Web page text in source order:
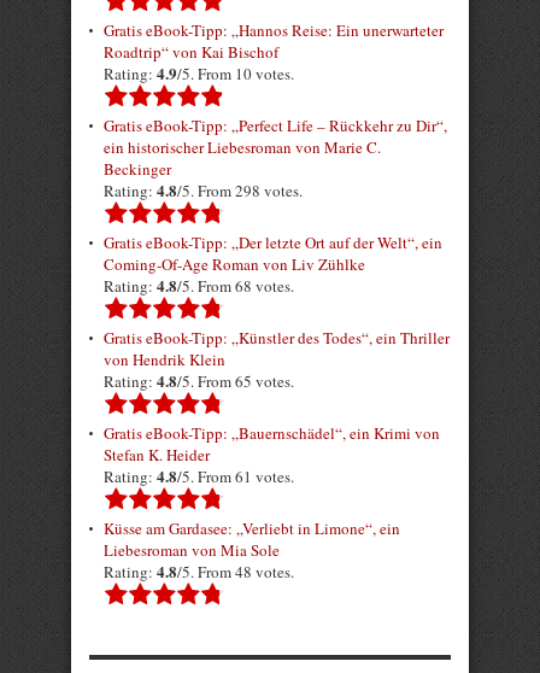
Gratis eBook-Tipp: „Hannos Reise: Ein unerwarteter
Roadtrip“ von Kai Bischof
Rating: 4.9/5. From 10 votes.
Gratis eBook-Tipp: „Perfect Life – Rückkehr zu Dir“,
ein historischer Liebesroman von Marie C.
Beckinger
Rating: 4.8/5. From 298 votes.
Gratis eBook-Tipp: „Der letzte Ort auf der Welt“, ein
Coming-Of-Age Roman von Liv Zühlke
Rating: 4.8/5. From 68 votes.
Gratis eBook-Tipp: „Künstler des Todes“, ein Thriller
von Hendrik Klein
Rating: 4.8/5. From 65 votes.
Gratis eBook-Tipp: „Bauernschädel“, ein Krimi von
Stefan K. Heider
Rating: 4.8/5. From 61 votes.
Küsse am Gardasee: „Verliebt in Limone“, ein
Liebesroman von Mia Sole
Rating: 4.8/5. From 48 votes.